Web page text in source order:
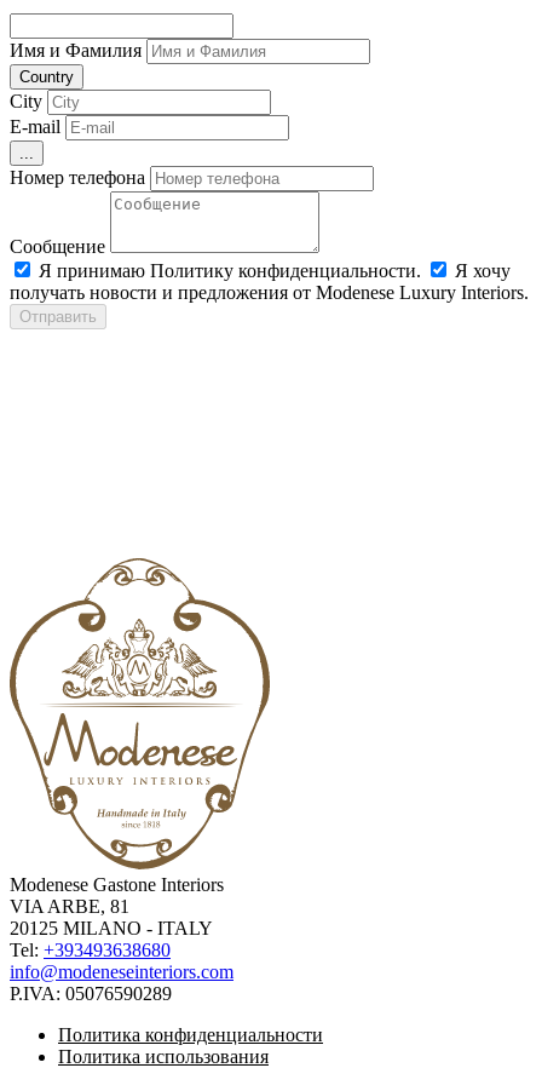
Имя и Фамилия
Country
City
E-mail
Номер телефона
Сообщение
Я принимаю Политику конфиденциальности.
Я хочу
получать новости и предложения от Modenese Luxury Interiors.
Отправить
Modenese Gastone Interiors
VIA ARBE, 81
20125 MILANO - ITALY
Tel: +393493638680
info@modeneseinteriors.com
P.IVA: 05076590289
Политика конфиденциальности
Политика использования